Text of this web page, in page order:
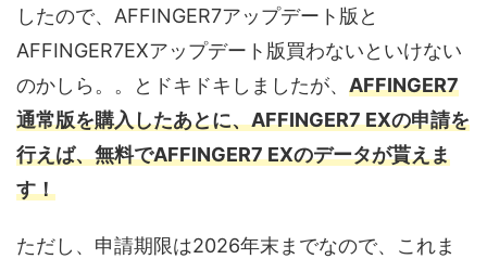
したので、AFFINGER7アップデート版と
AFFINGER7EXアップデート版買わないといけない
のかしら。。とドキドキしましたが、 AFFINGER7
通常版を購入したあとに、AFFINGER7 EXの申請を
行えば、無料でAFFINGER7 EXのデータが貰えま
す！
ただし、申請期限は2026年末までなので、これま